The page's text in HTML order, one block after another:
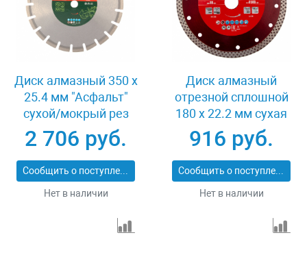
Диск алмазный 350 х
25.4 мм "Асфальт"
сухой/мокрый рез
Сибртех 731013
2 706 руб.
Сообщить о поступлении
Нет в наличии
Диск алмазный
отрезной сплошной
180 х 22.2 мм сухая
резка Matrix
Professional 73128
916 руб.
Сообщить о поступлении
Нет в наличии